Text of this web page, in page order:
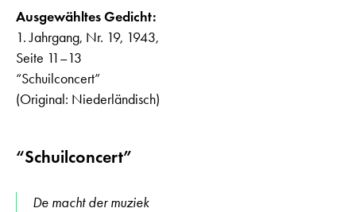
Ausgewähltes Gedicht:
1. Jahrgang, Nr. 19, 1943,
Seite 11–13
“Schuilconcert”
(Original: Niederländisch)
“Schuilconcert”
De macht der muziek